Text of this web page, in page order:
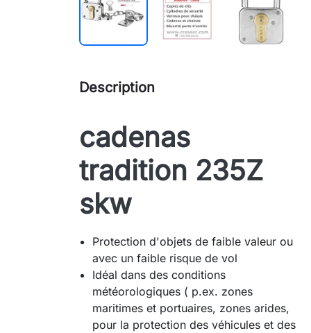
Description
cadenas
tradition 235Z
skw
Protection d'objets de faible valeur ou
avec un faible risque de vol
Idéal dans des conditions
météorologiques ( p.ex. zones
maritimes et portuaires, zones arides,
pour la protection des véhicules et des